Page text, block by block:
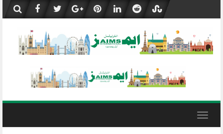
content
Toggle